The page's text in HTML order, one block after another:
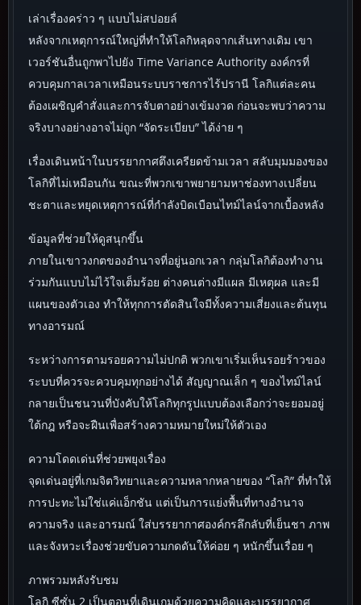
เล่าเรื่องคร่าว ๆ แบบไม่สปอยล์
หลังจากเหตุการณ์ใหญ่ที่ทำให้โลกิหลุดจากเส้นทางเดิม เขา
เวอร์ชันอื่นถูกพาไปยัง Time Variance Authority องค์กรที่
ควบคุมกาลเวลาเหมือนระบบราชการไร้ปรานี โลกิแต่ละคน
ต้องเผชิญคำสั่งและการจับตาอย่างเข้มงวด ก่อนจะพบว่าความ
จริงบางอย่างอาจไม่ถูก “จัดระเบียบ” ได้ง่าย ๆ
เรื่องเดินหน้าในบรรยากาศตึงเครียดข้ามเวลา สลับมุมมองของ
โลกิที่ไม่เหมือนกัน ขณะที่พวกเขาพยายามหาช่องทางเปลี่ยน
ชะตาและหยุดเหตุการณ์ที่กำลังบิดเบือนไทม์ไลน์จากเบื้องหลัง
ข้อมูลที่ช่วยให้ดูสนุกขึ้น
ภายในเขาวงกตของอำนาจที่อยู่นอกเวลา กลุ่มโลกิต้องทำงาน
ร่วมกันแบบไม่ไว้ใจเต็มร้อย ต่างคนต่างมีแผล มีเหตุผล และมี
แผนของตัวเอง ทำให้ทุกการตัดสินใจมีทั้งความเสี่ยงและต้นทุน
ทางอารมณ์
ระหว่างการตามรอยความไม่ปกติ พวกเขาเริ่มเห็นรอยร้าวของ
ระบบที่ควรจะควบคุมทุกอย่างได้ สัญญาณเล็ก ๆ ของไทม์ไลน์
กลายเป็นชนวนที่บังคับให้โลกิทุกรูปแบบต้องเลือกว่าจะยอมอยู่
ใต้กฎ หรือจะฝืนเพื่อสร้างความหมายใหม่ให้ตัวเอง
ความโดดเด่นที่ช่วยพยุงเรื่อง
จุดเด่นอยู่ที่เกมจิตวิทยาและความหลากหลายของ “โลกิ” ที่ทำให้
การปะทะไม่ใช่แค่แอ็กชัน แต่เป็นการแย่งพื้นที่ทางอำนาจ
ความจริง และอารมณ์ ใส่บรรยากาศองค์กรลึกลับที่เย็นชา ภาพ
และจังหวะเรื่องช่วยขับความกดดันให้ค่อย ๆ หนักขึ้นเรื่อย ๆ
ภาพรวมหลังรับชม
โลกิ ซีซั่น 2 เป็นตอนที่เดินเกมด้วยความคิดและบรรยากาศ